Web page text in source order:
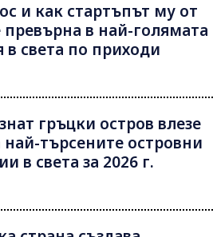
и как стартъпът му от
превърна в най-голямата
света по приходи
гръцки остров влезе
най-търсените островни
в света за 2026 г.